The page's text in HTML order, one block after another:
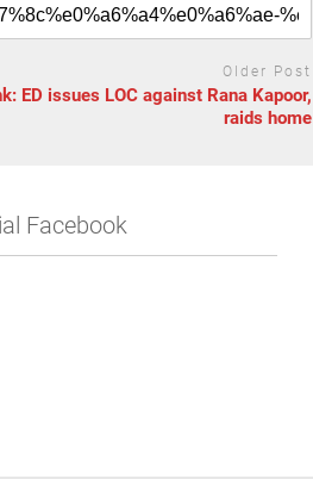
Older Post
ED issues LOC against Rana Kapoor,
raids home
Facebook